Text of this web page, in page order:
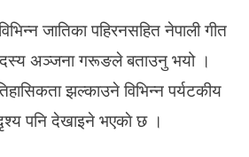
जातिका पहिरनसहित नेपाली गीत
अञ्जना गरूङले बताउनु भयो ।
झल्काउने विभिन्न पर्यटकीय
पनि देखाइने भएकाे छ ।